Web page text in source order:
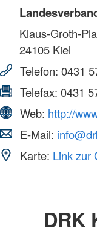
Klaus-Groth-
24105 Kiel
Telefon: 0431
Telefax: 0431
Web: http://
E-Mail:
Karte: Link zur
DRK